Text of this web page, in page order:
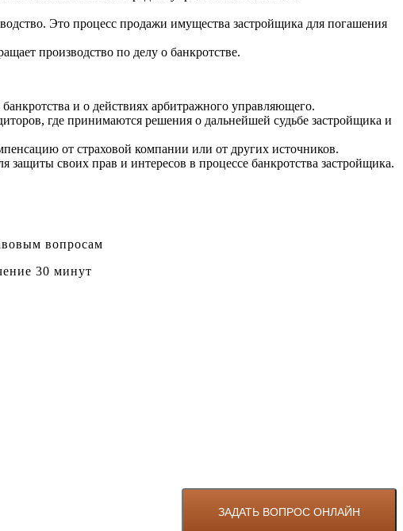
Это процесс продажи имущества застройщика для погашения
производство по делу о банкротстве.
и о действиях арбитражного управляющего.
где принимаются решения о дальнейшей судьбе застройщика и
от страховой компании или от других источников.
защиты своих прав и интересов в процессе банкротства застройщика.
вопросам
30 минут